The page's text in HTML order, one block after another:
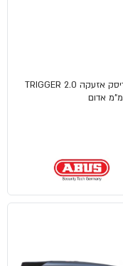
מנעול דיסק אזעקה TRIGGER 2.0